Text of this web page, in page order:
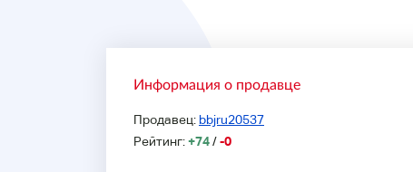
Информация о продавце
Продавец: bbjru20537
Рейтинг:+74/-0